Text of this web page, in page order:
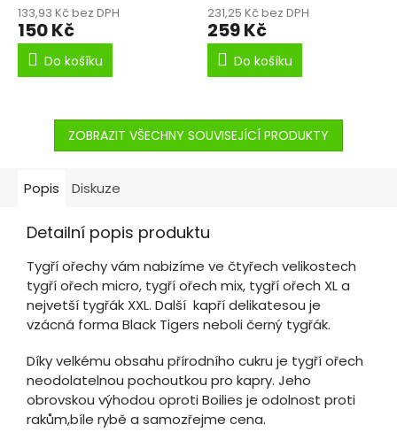
133,93 Kč bez DPH
150 Kč
Do košíku
231,25 Kč bez DPH
259 Kč
Do košíku
ZOBRAZIT VŠECHNY SOUVISEJÍCÍ PRODUKTY
Popis Diskuze
Detailní popis produktu
Tygří ořechy vám nabizíme ve čtyřech velikostech
tygří ořech micro, tygří ořech mix, tygří ořech XL a
nejvetší tygřák XXL. Další kapří delikatesou je
vzácná forma Black Tigers neboli černý tygřák.
Díky velkému obsahu přírodního cukru je tygří ořech
neodolatelnou pochoutkou pro kapry. Jeho
obrovskou výhodou oproti Boilies je odolnost proti
rakům,bíle rybě a samozřejme cena.